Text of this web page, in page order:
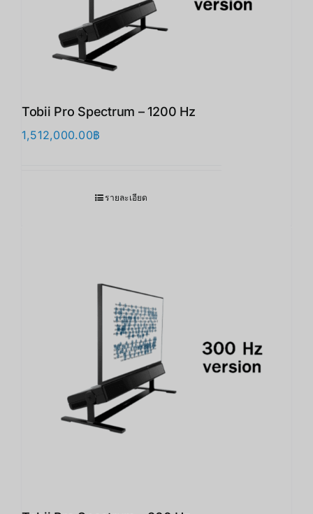
Tobii Pro Spectrum – 1200 Hz
1,512,000.00฿
รายละเอียด